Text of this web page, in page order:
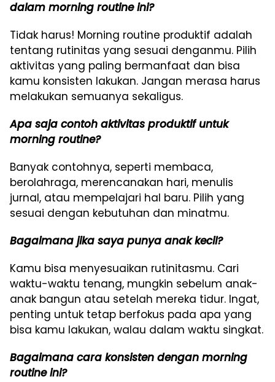
dalam morning routine ini?
Tidak harus! Morning routine produktif adalah
tentang rutinitas yang sesuai denganmu. Pilih
aktivitas yang paling bermanfaat dan bisa
kamu konsisten lakukan. Jangan merasa harus
melakukan semuanya sekaligus.
Apa saja contoh aktivitas produktif untuk
morning routine?
Banyak contohnya, seperti membaca,
berolahraga, merencanakan hari, menulis
jurnal, atau mempelajari hal baru. Pilih yang
sesuai dengan kebutuhan dan minatmu.
Bagaimana jika saya punya anak kecil?
Kamu bisa menyesuaikan rutinitasmu. Cari
waktu-waktu tenang, mungkin sebelum anak-
anak bangun atau setelah mereka tidur. Ingat,
penting untuk tetap berfokus pada apa yang
bisa kamu lakukan, walau dalam waktu singkat.
Bagaimana cara konsisten dengan morning
routine ini?